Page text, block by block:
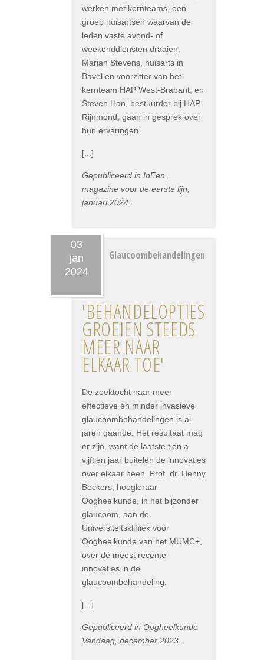
werken met kernteams, een
groep huisartsen waarvan de
leden vaste avond- of
weekenddiensten draaien.
Marian Stevens, huisarts in
Bavel en voorzitter van het
kernteam HAP West-Brabant, en
Steven Han, bestuurder bij HAP
Rijnmond, gaan in gesprek over
hun ervaringen.
[...]
Gepubliceerd in InEen,
magazine voor de eerste lijn,
januari 2024.
03
jan
2024
Glaucoombehandelingen
'BEHANDELOPTIES
GROEIEN STEEDS
MEER NAAR
ELKAAR TOE'
De zoektocht naar meer
effectieve én minder invasieve
glaucoombehandelingen is al
jaren gaande. Het resultaat mag
er zijn, want de laatste tien a
vijftien jaar buitelen de innovaties
over elkaar heen. Prof. dr. Henny
Beckers, hoogleraar
Oogheelkunde, in het bijzonder
glaucoom, aan de
Universiteitskliniek voor
Oogheelkunde van het MUMC+,
over de meest recente
innovaties in de
glaucoombehandeling.
[...]
Gepubliceerd in Oogheelkunde
Vandaag, december 2023.